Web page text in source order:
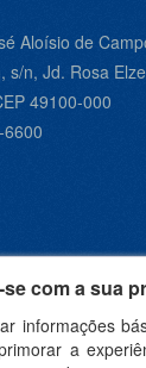
com a sua
informações
a
Aloísio de
s/n, Jd. Rosa Elze
49100-000